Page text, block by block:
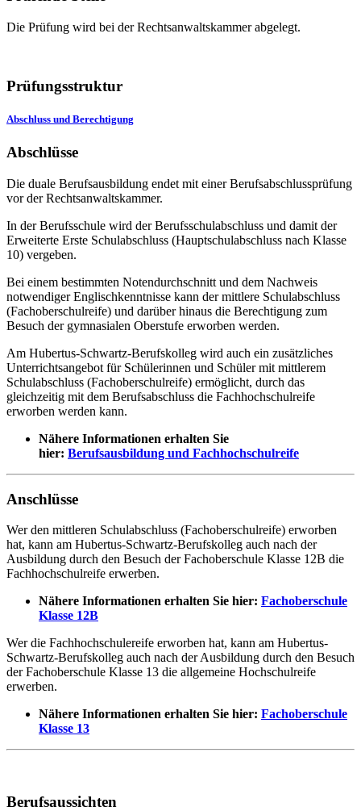
Die Prüfung wird bei der Rechtsanwaltskammer abgelegt.
Prüfungsstruktur
Abschluss und Berechtigung
Abschlüsse
Die duale Berufsausbildung endet mit einer Berufsabschlussprüfung
vor der Rechtsanwaltskammer.
In der Berufsschule wird der Berufsschulabschluss und damit der
Erweiterte Erste Schulabschluss (Hauptschulabschluss nach Klasse
10) vergeben.
Bei einem bestimmten Notendurchschnitt und dem Nachweis
notwendiger Englischkenntnisse kann der mittlere Schulabschluss
(Fachoberschulreife) und darüber hinaus die Berechtigung zum
Besuch der gymnasialen Oberstufe erworben werden.
Am Hubertus-Schwartz-Berufskolleg wird auch ein zusätzliches
Unterrichtsangebot für Schülerinnen und Schüler mit mittlerem
Schulabschluss (Fachoberschulreife) ermöglicht, durch das
gleichzeitig mit dem Berufsabschluss die Fachhochschulreife
erworben werden kann.
Nähere Informationen erhalten Sie
hier: Berufsausbildung und Fachhochschulreife
Anschlüsse
Wer den mittleren Schulabschluss (Fachoberschulreife) erworben
hat, kann am Hubertus-Schwartz-Berufskolleg auch nach der
Ausbildung durch den Besuch der Fachoberschule Klasse 12B die
Fachhochschulreife erwerben.
Nähere Informationen erhalten Sie hier: Fachoberschule
Klasse 12B
Wer die Fachhochschulereife erworben hat, kann am Hubertus-
Schwartz-Berufskolleg auch nach der Ausbildung durch den Besuch
der Fachoberschule Klasse 13 die allgemeine Hochschulreife
erwerben.
Nähere Informationen erhalten Sie hier: Fachoberschule
Klasse 13
Berufsaussichten